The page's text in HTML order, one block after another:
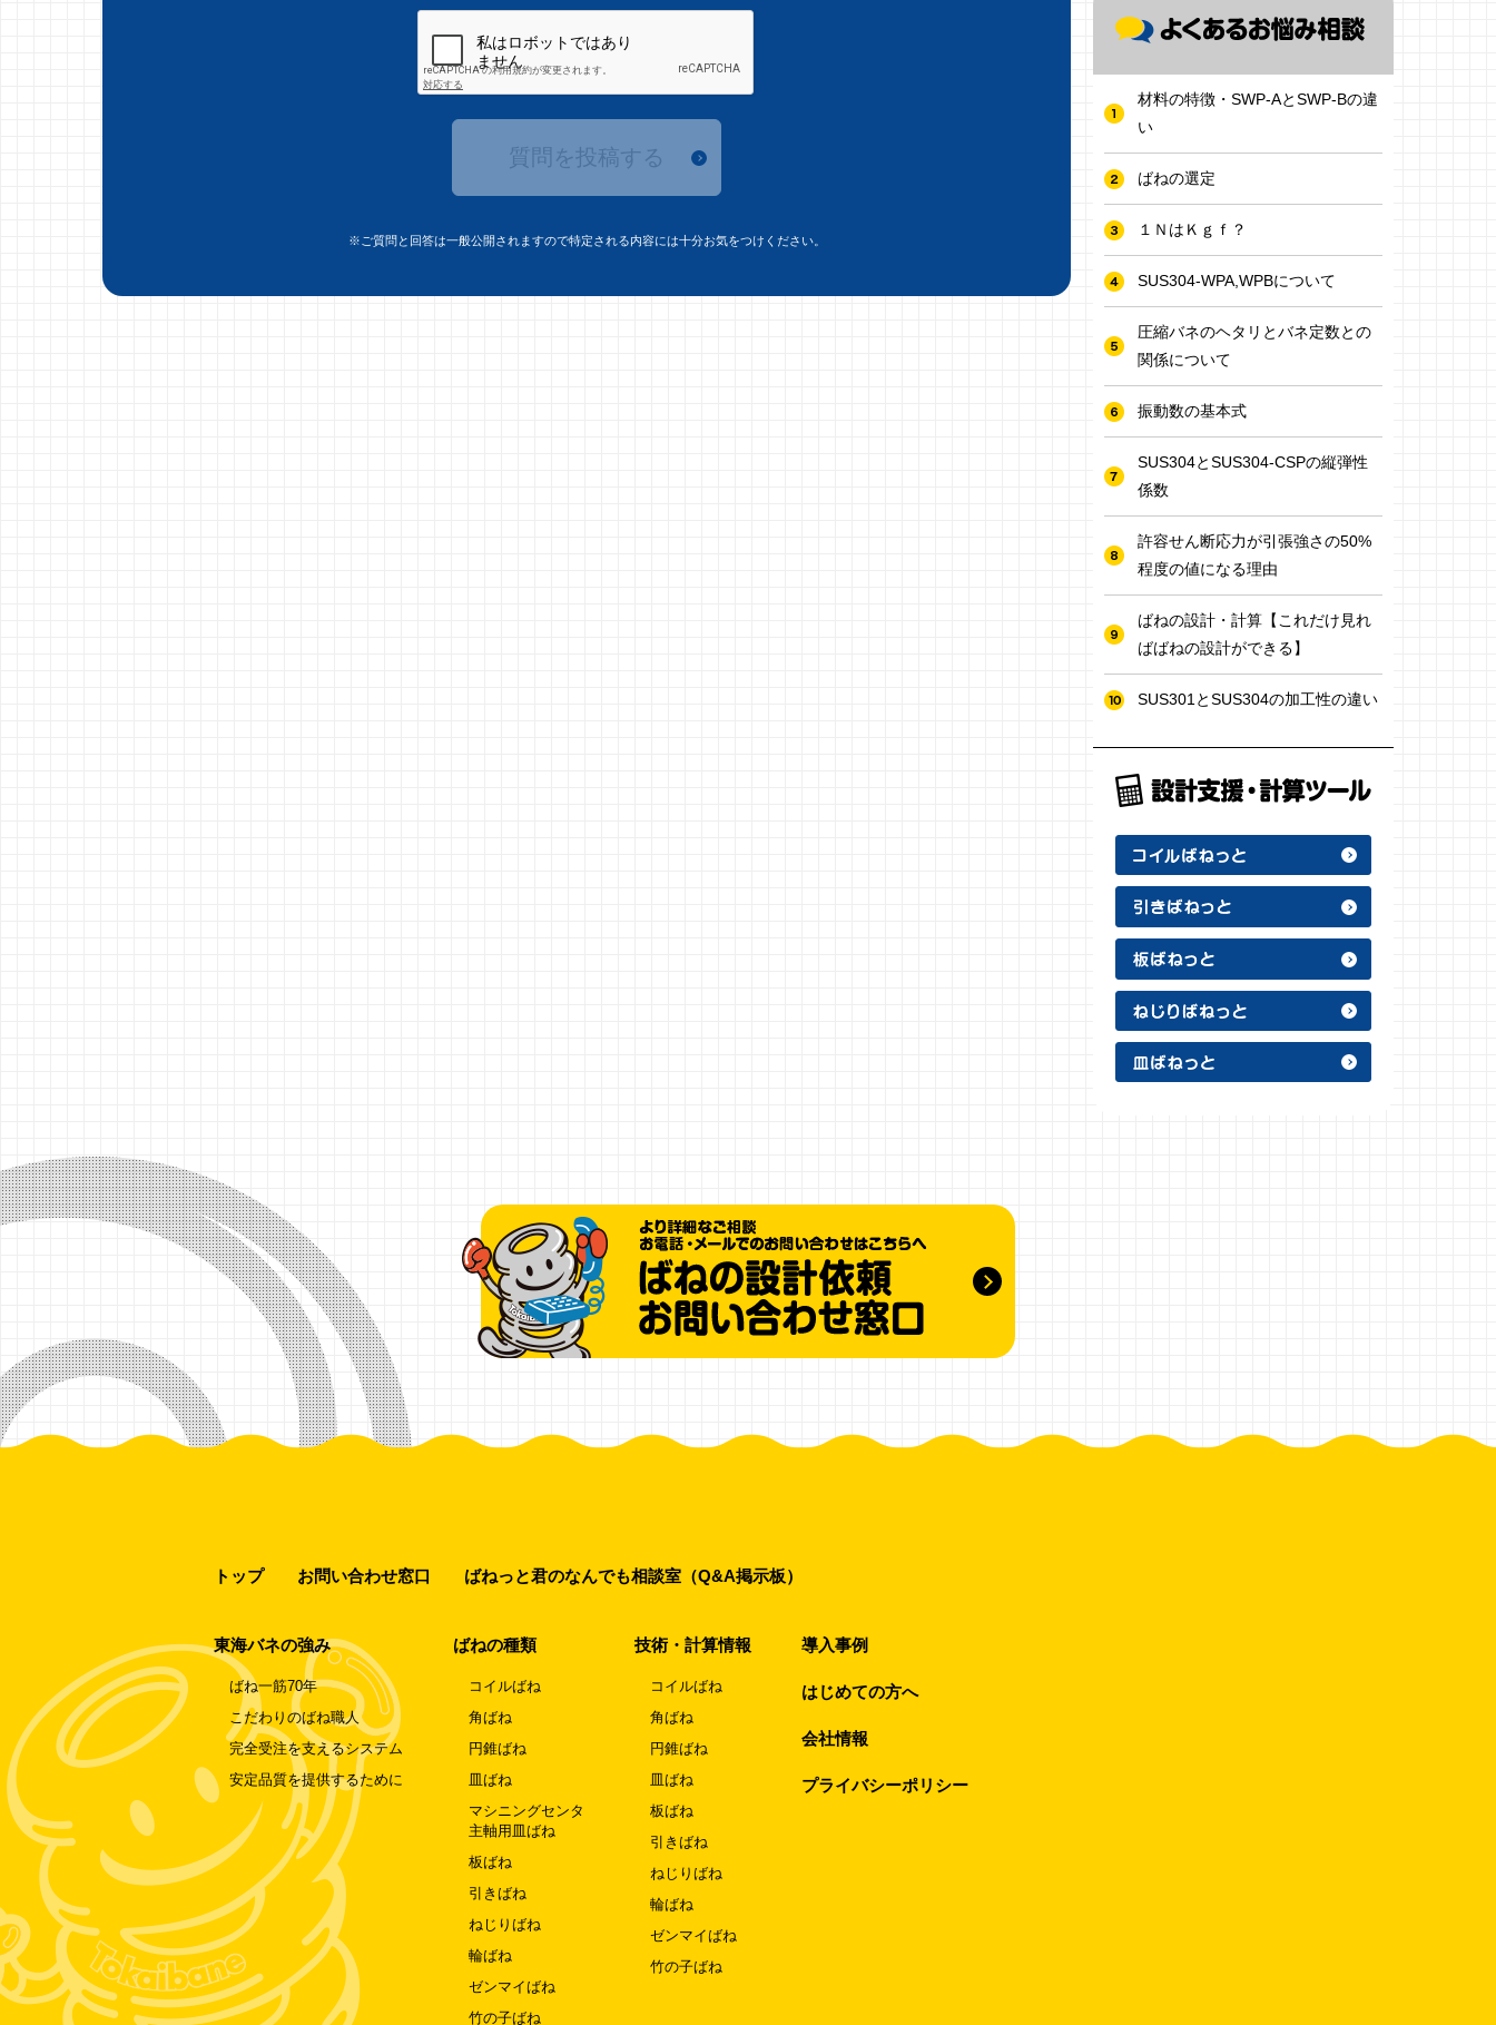
質問を投稿する
※ご質問と回答は一般公開されますので特定される内容には十分お気をつけください。
材料の特徴・SWP-AとSWP-Bの違
い
ばねの選定
１ＮはＫｇｆ？
SUS304-WPA,WPBについて
圧縮バネのヘタリとバネ定数との
関係について
振動数の基本式
SUS304とSUS304-CSPの縦弾性
係数
許容せん断応力が引張強さの50%
程度の値になる理由
ばねの設計・計算【これだけ見れ
ばばねの設計ができる】
SUS301とSUS304の加工性の違い
トップ お問い合わせ窓口 ばねっと君のなんでも相談室（Q&A掲示板）
東海バネの強み
ばね一筋70年
こだわりのばね職人
完全受注を支えるシステム
安定品質を提供するために
ばねの種類
コイルばね
角ばね
円錐ばね
皿ばね
マシニングセンタ
主軸用皿ばね
板ばね
引きばね
ねじりばね
輪ばね
ゼンマイばね
竹の子ばね
技術・計算情報
コイルばね
角ばね
円錐ばね
皿ばね
板ばね
引きばね
ねじりばね
輪ばね
ゼンマイばね
竹の子ばね
導入事例
はじめての方へ
会社情報
プライバシーポリシー